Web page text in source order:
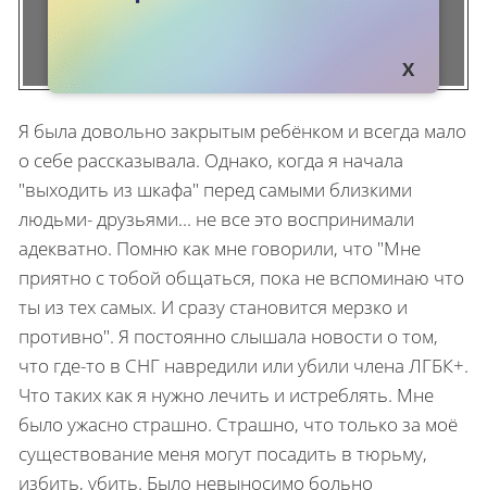
Я была довольно закрытым ребёнком и всегда мало
о себе рассказывала. Однако, когда я начала
"выходить из шкафа" перед самыми близкими
людьми- друзьями... не все это воспринимали
адекватно. Помню как мне говорили, что "Мне
приятно с тобой общаться, пока не вспоминаю что
ты из тех самых. И сразу становится мерзко и
противно". Я постоянно слышала новости о том,
что где-то в СНГ навредили или убили члена ЛГБК+.
Что таких как я нужно лечить и истреблять. Мне
было ужасно страшно. Страшно, что только за моё
существование меня могут посадить в тюрьму,
избить, убить. Было невыносимо больно